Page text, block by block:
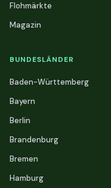
Flohmärkte
Magazin
BUNDESLÄNDER
Baden-Württemberg
Bayern
Berlin
Brandenburg
Bremen
Hamburg